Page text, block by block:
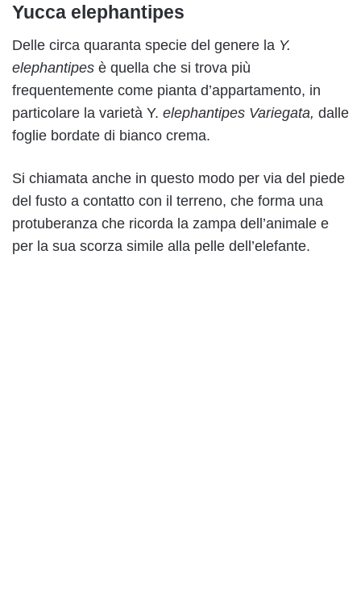
Yucca elephantipes
Delle circa quaranta specie del genere la Y.
elephantipes è quella che si trova più
frequentemente come pianta d’appartamento, in
particolare la varietà Y. elephantipes Variegata, dalle
foglie bordate di bianco crema.
Si chiamata anche in questo modo per via del piede
del fusto a contatto con il terreno, che forma una
protuberanza che ricorda la zampa dell’animale e
per la sua scorza simile alla pelle dell’elefante.